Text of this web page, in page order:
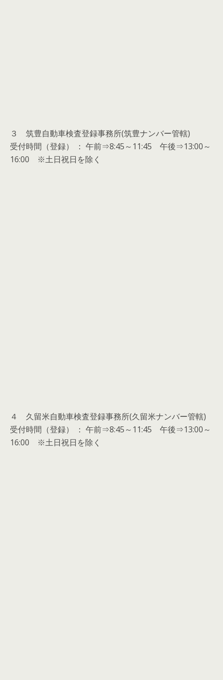
３ 筑豊自動車検査登録事務所(筑豊ナンバー管轄)
受付時間（登録） ： 午前⇒8:45～11:45 午後⇒13:00～
16:00 ※土日祝日を除く
４ 久留米自動車検査登録事務所(久留米ナンバー管轄)
受付時間（登録） ： 午前⇒8:45～11:45 午後⇒13:00～
16:00 ※土日祝日を除く